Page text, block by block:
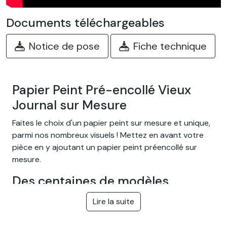
Documents téléchargeables
Notice de pose Fiche technique
Papier Peint Pré-encollé Vieux
Journal sur Mesure
Faites le choix d'un papier peint sur mesure et unique,
parmi nos nombreux visuels ! Mettez en avant votre
pièce en y ajoutant un papier peint préencollé sur
mesure.
Des centaines de modèles
Choisissez parmi notre large gamme de papiers peints
Lire la suite